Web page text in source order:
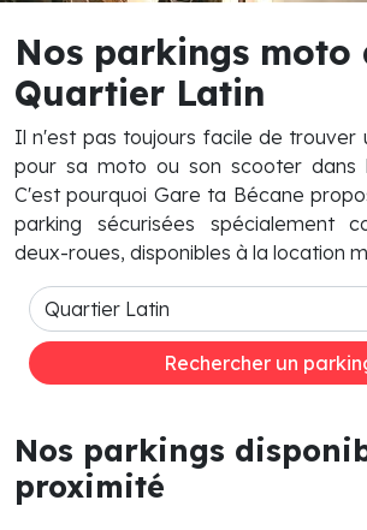
Nos parkings moto
Quartier Latin
Il n'est pas toujours facile de trouver
pour sa moto ou son scooter dans
C'est pourquoi Gare ta Bécane
parking sécurisées spécialement
deux-roues, disponibles à la location
Rechercher un
Nos parkings
proximité